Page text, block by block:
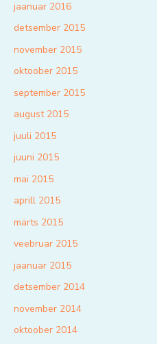
jaanuar 2016
detsember 2015
november 2015
oktoober 2015
september 2015
august 2015
juuli 2015
juuni 2015
mai 2015
aprill 2015
märts 2015
veebruar 2015
jaanuar 2015
detsember 2014
november 2014
oktoober 2014